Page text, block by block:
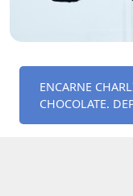
ENCARNE
CHOCOLATE.